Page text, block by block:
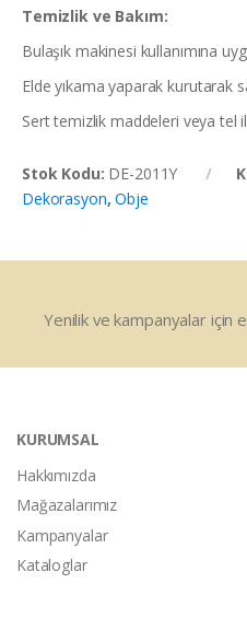
Temizlik ve Bakım:
Bulaşık makinesi kullanımına
Elde yıkama yaparak kurutarak
Sert temizlik maddeleri veya tel
Stok Kodu: DE-2011Y
Dekorasyon,Obje
Yenilik ve kampanyalar için
KURUMSAL
Hakkımızda
Mağazalarımız
Kampanyalar
Kataloglar